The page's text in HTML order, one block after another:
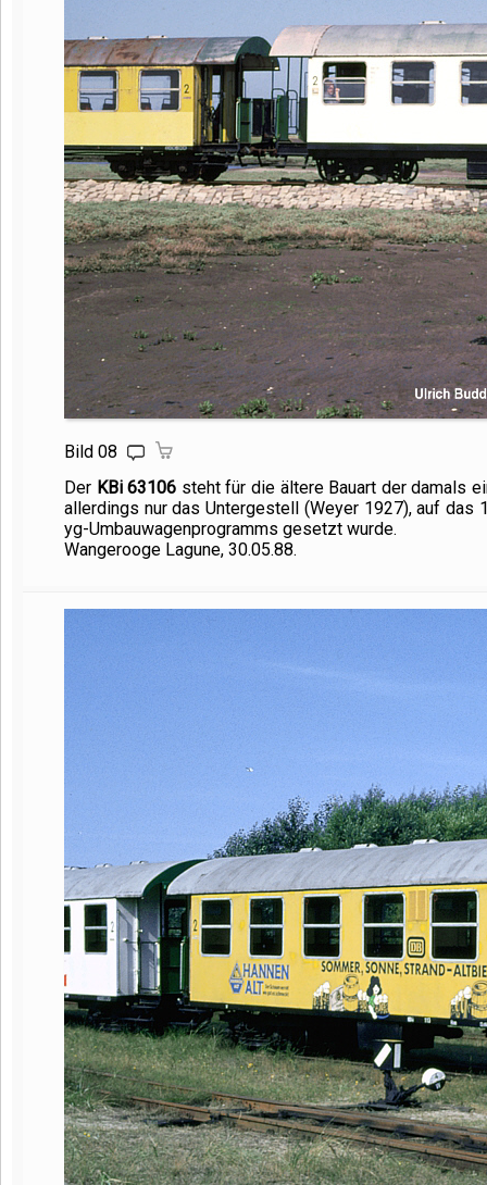
Bild 08
Der KBi 63106 steht für die ältere Bauart der damals
allerdings nur das Untergestell (Weyer 1927), auf das
yg-Umbauwagenprogramms gesetzt wurde.
Wangerooge Lagune, 30.05.88.